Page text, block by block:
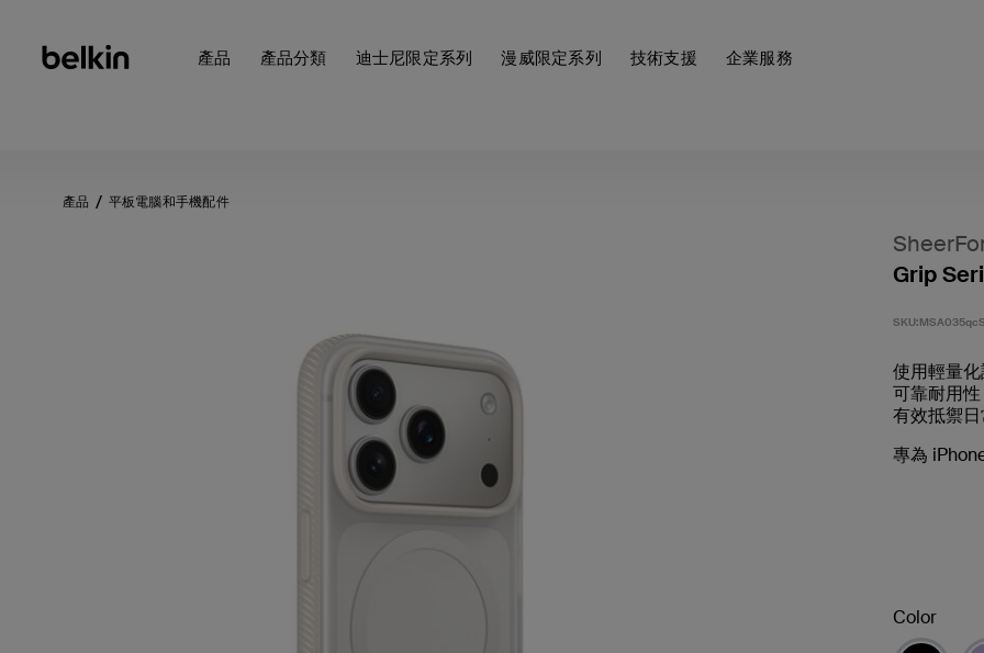
產品 產品分類 迪士尼限定系列 漫威限定系列 技術支援 企業服務
產品 平板電腦和手機配件
Grip
SKU:
使用輕量
可靠耐用
有效抵禦
專為
Color